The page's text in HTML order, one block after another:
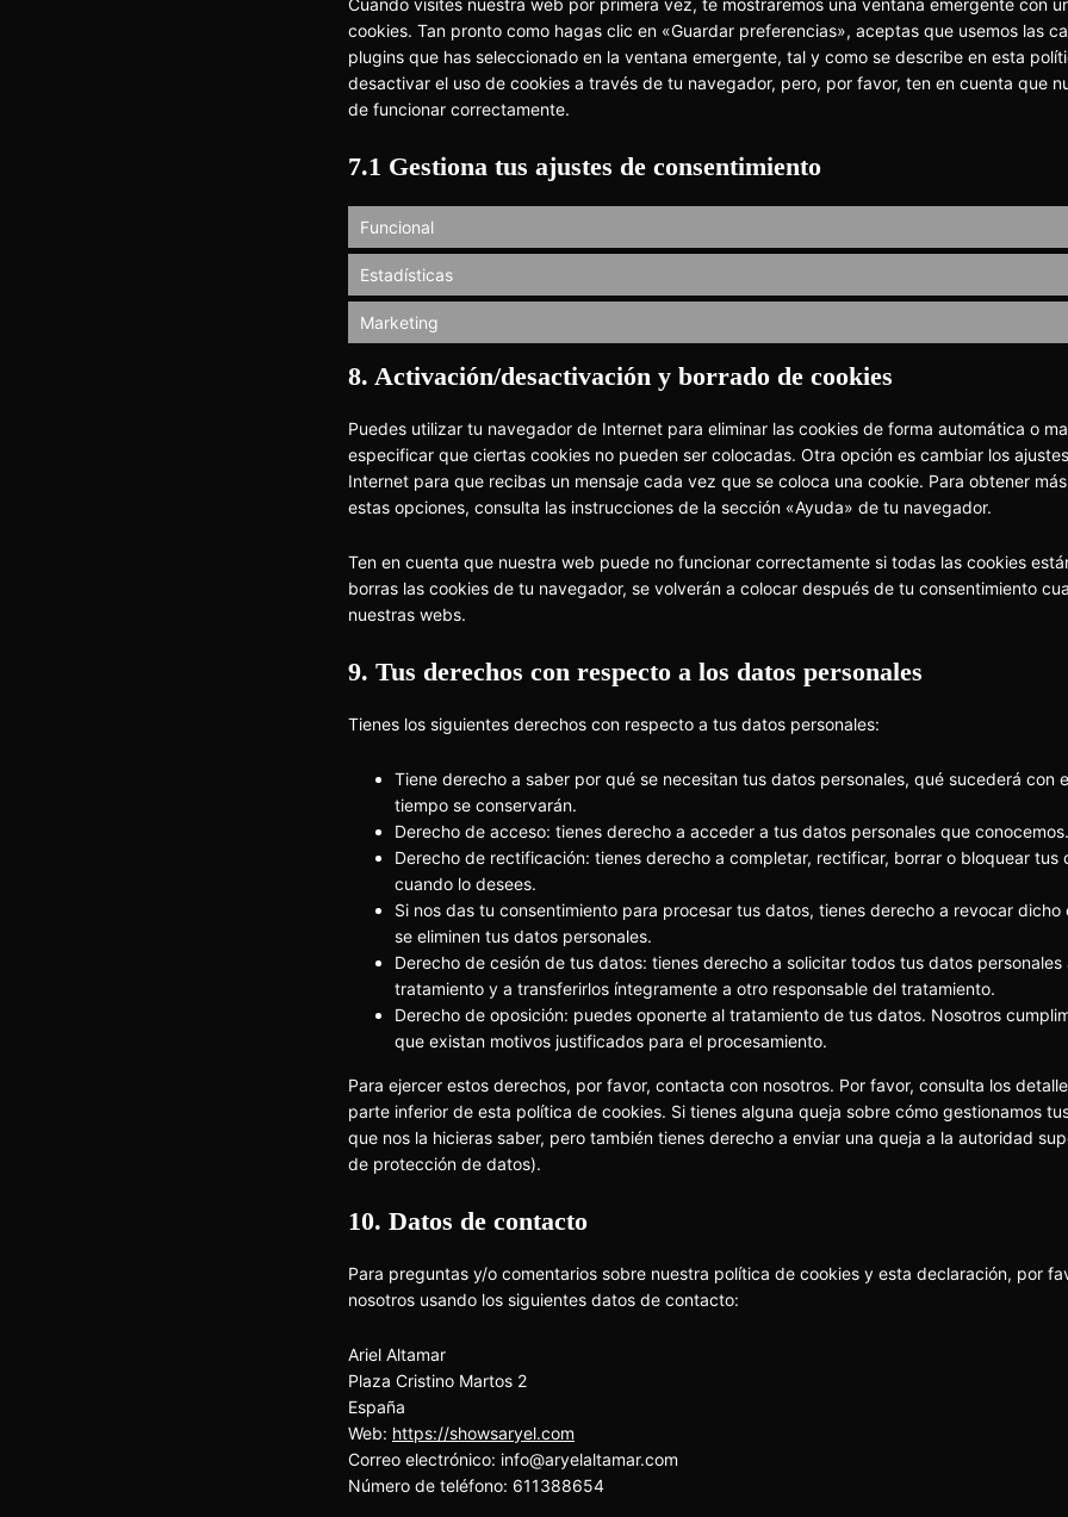
Cuando visites nuestra web por primera vez, te mostraremos una ventana emergente con
cookies. Tan pronto como hagas clic en «Guardar preferencias», aceptas que usemos las
plugins que has seleccionado en la ventana emergente, tal y como se describe en esta
desactivar el uso de cookies a través de tu navegador, pero, por favor, ten en cuenta que
de funcionar correctamente.
7.1 Gestiona tus ajustes de consentimiento
Funcional
Estadísticas
Marketing
8. Activación/desactivación y borrado de cookies
Puedes utilizar tu navegador de Internet para eliminar las cookies de forma automática o
especificar que ciertas cookies no pueden ser colocadas. Otra opción es cambiar los
Internet para que recibas un mensaje cada vez que se coloca una cookie. Para obtener
estas opciones, consulta las instrucciones de la sección «Ayuda» de tu navegador.
Ten en cuenta que nuestra web puede no funcionar correctamente si todas las cookies
borras las cookies de tu navegador, se volverán a colocar después de tu consentimiento
nuestras webs.
9. Tus derechos con respecto a los datos personales
Tienes los siguientes derechos con respecto a tus datos personales:
Tiene derecho a saber por qué se necesitan tus datos personales, qué sucederá con
tiempo se conservarán.
Derecho de acceso: tienes derecho a acceder a tus datos personales que conocemos.
Derecho de rectificación: tienes derecho a completar, rectificar, borrar o bloquear tus
cuando lo desees.
Si nos das tu consentimiento para procesar tus datos, tienes derecho a revocar
se eliminen tus datos personales.
Derecho de cesión de tus datos: tienes derecho a solicitar todos tus datos personales
tratamiento y a transferirlos íntegramente a otro responsable del tratamiento.
Derecho de oposición: puedes oponerte al tratamiento de tus datos. Nosotros
que existan motivos justificados para el procesamiento.
Para ejercer estos derechos, por favor, contacta con nosotros. Por favor, consulta los
parte inferior de esta política de cookies. Si tienes alguna queja sobre cómo gestionamos
que nos la hicieras saber, pero también tienes derecho a enviar una queja a la autoridad
de protección de datos).
10. Datos de contacto
Para preguntas y/o comentarios sobre nuestra política de cookies y esta declaración, por
nosotros usando los siguientes datos de contacto:
Ariel Altamar
Plaza Cristino Martos 2
España
Web: https://showsaryel.com
Correo electrónico: info@aryelaltamar.com
Número de teléfono: 611388654